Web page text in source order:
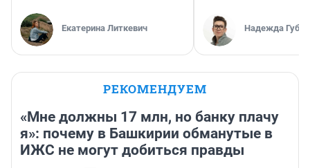
Екатерина Литкевич Надежда
РЕКОМЕНДУЕМ
«Мне должны 17 млн, но банку плачу
я»: почему в Башкирии обманутые в
ИЖС не могут добиться правды